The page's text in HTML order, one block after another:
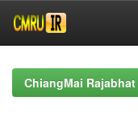
navigationChiangMai